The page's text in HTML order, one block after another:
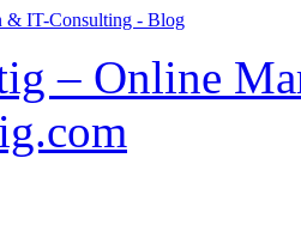
– Online